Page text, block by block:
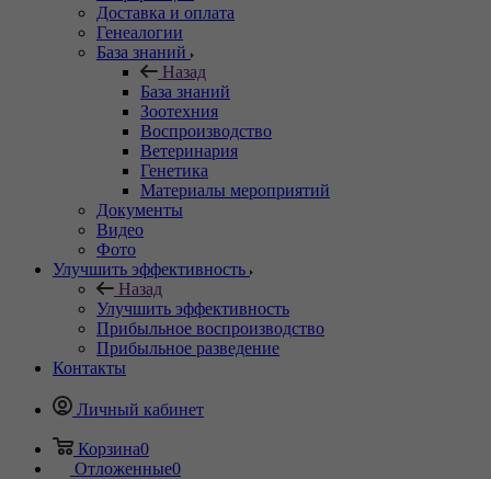
Доставка и оплата
Генеалогии
База знаний
Назад
База знаний
Зоотехния
Воспроизводство
Ветеринария
Генетика
Материалы мероприятий
Документы
Видео
Фото
Улучшить эффективность
Назад
Улучшить эффективность
Прибыльное воспроизводство
Прибыльное разведение
Контакты
Личный кабинет
Корзина0
Отложенные0